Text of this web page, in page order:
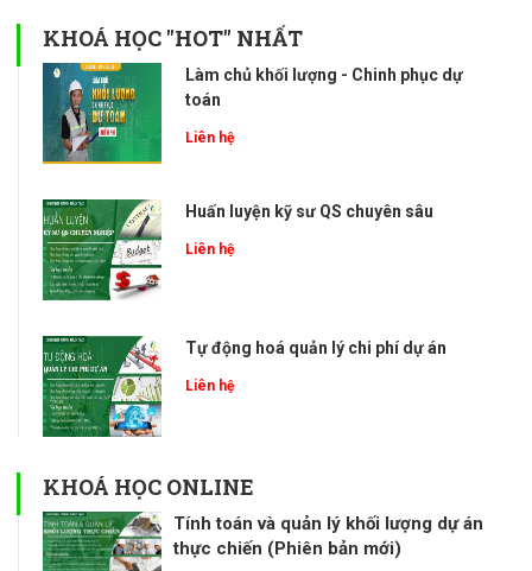
KHOÁ HỌC "HOT" NHẤT
Làm chủ khối lượng - Chinh phục dự
toán
Liên hệ
Huấn luyện kỹ sư QS chuyên sâu
Liên hệ
Tự động hoá quản lý chi phí dự án
Liên hệ
KHOÁ HỌC ONLINE
Tính toán và quản lý khối lượng dự án
thực chiến (Phiên bản mới)